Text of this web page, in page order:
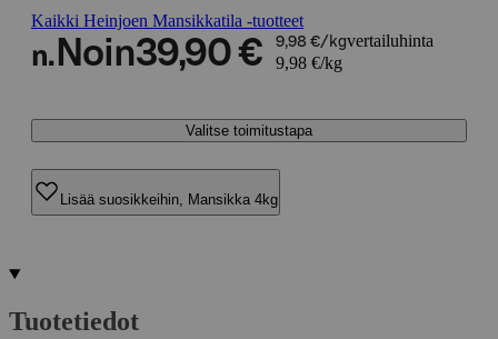
Kaikki Heinjoen Mansikkatila -tuotteet
n. Noin39,90 € 9,98 €/kgvertailuhinta
9,98 €/kg
Valitse toimitustapa
Lisää suosikkeihin, Mansikka 4kg
Tuotetiedot